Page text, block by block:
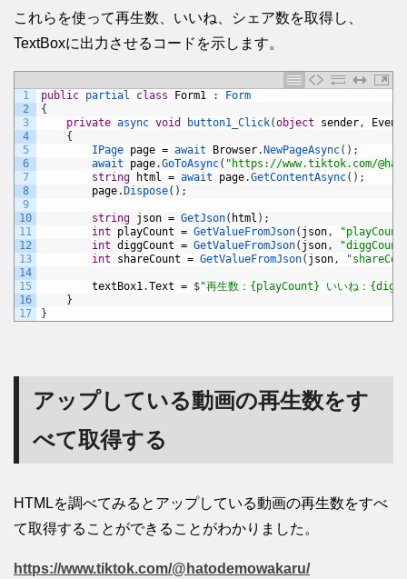
これらを使って再生数、いいね、シェア数を取得し、
TextBoxに出力させるコードを示します。
1
2
3
4
5
6
7
8
9
10
11
12
13
14
15
16
17
public partial class Form1 :
Form
{
private async void button1_Click(object sender ,
{
IPage page = await Browser.NewPageAsync( ) ;
await page.GoToAsync( "https://www.tiktok.com/
string
html = await page.GetContentAsync( ) ;
page.Dispose( ) ;
string json = GetJson( html ) ;
int
playCount = GetValueFromJson( json ,
int diggCount = GetValueFromJson( json ,
int
shareCount = GetValueFromJson( json ,
textBox1 .Text = $"再生数：{playCount} いいね：
}
}
アップしている動画の再生数をす
べて取得する
HTMLを調べてみるとアップしている動画の再生数をすべ
て取得することができることがわかりました。
https://www.tiktok.com/@hatodemowakaru/